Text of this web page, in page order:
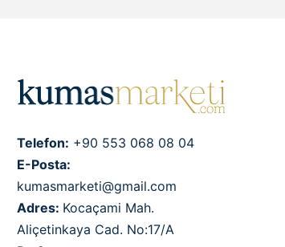
Telefon: +90 553 068 08 04
E-Posta:
kumasmarketi@gmail.com
Adres: Kocaçami Mah.
Aliçetinkaya Cad. No:17/A